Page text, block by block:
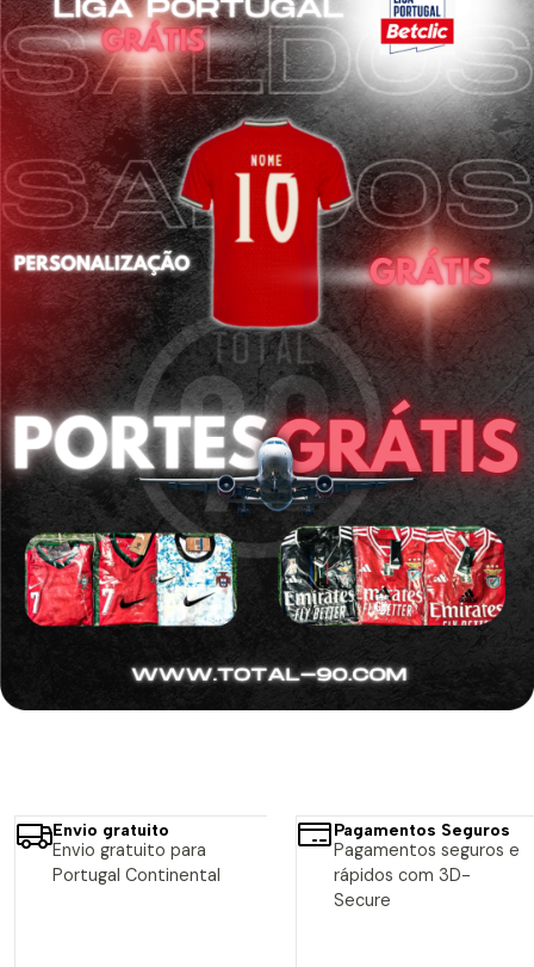
Envio gratuito
Envio gratuito para
Portugal Continental
Pagamentos Seguros
Pagamentos seguros e
rápidos com 3D-
Secure